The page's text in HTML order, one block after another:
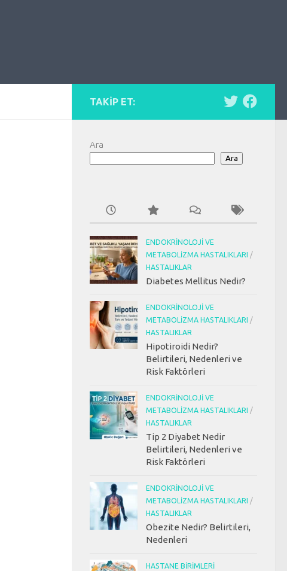
TAKIP ET:
Ara
Ara
ENDOKRINOLOJI VE
METABOLIZMA HASTALIKLARI /
HASTALIKLAR
Diabetes Mellitus Nedir?
ENDOKRINOLOJI VE
METABOLIZMA HASTALIKLARI /
HASTALIKLAR
Hipotiroidi Nedir?
Belirtileri, Nedenleri ve
Risk Faktörleri
ENDOKRINOLOJI VE
METABOLIZMA HASTALIKLARI /
HASTALIKLAR
Tip 2 Diyabet Nedir
Belirtileri, Nedenleri ve
Risk Faktörleri
ENDOKRINOLOJI VE
METABOLIZMA HASTALIKLARI /
HASTALIKLAR
Obezite Nedir? Belirtileri,
Nedenleri
HASTANE BIRIMLERI